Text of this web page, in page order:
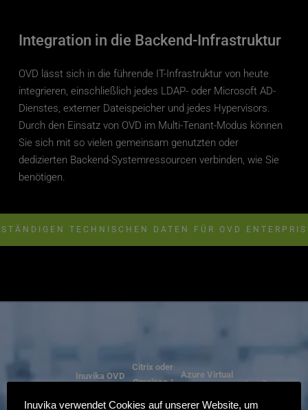
Integration in die Backend-Infrastruktur
OVD lässt sich in die führende IT-Infrastruktur von heute
integrieren, einschließlich jedes LDAP- oder Microsoft AD-
Dienstes, externer Dateispeicher und jedes Hypervisors.
Durch den Einsatz von OVD im Multi-Tenant-Modus können
Sie sich mit so vielen gemeinsam genutzten oder
dedizierten Backend-Systemressourcen verbinden, wie Sie
benötigen.
TECHNISCHEN DATEN FÜR OVD
Inuvika OVD
n
Citrix oder
Omnissa /
Azure Virtual
(AVD)
Inuvika
Inuvika verwendet Cookies auf unserer Website, um